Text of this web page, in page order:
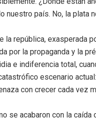
nuestro país. No, la plata
la república, exasperada
por la propaganda y la
e indiferencia total,
escenario
con crecer cada vez
se acabaron con la caída